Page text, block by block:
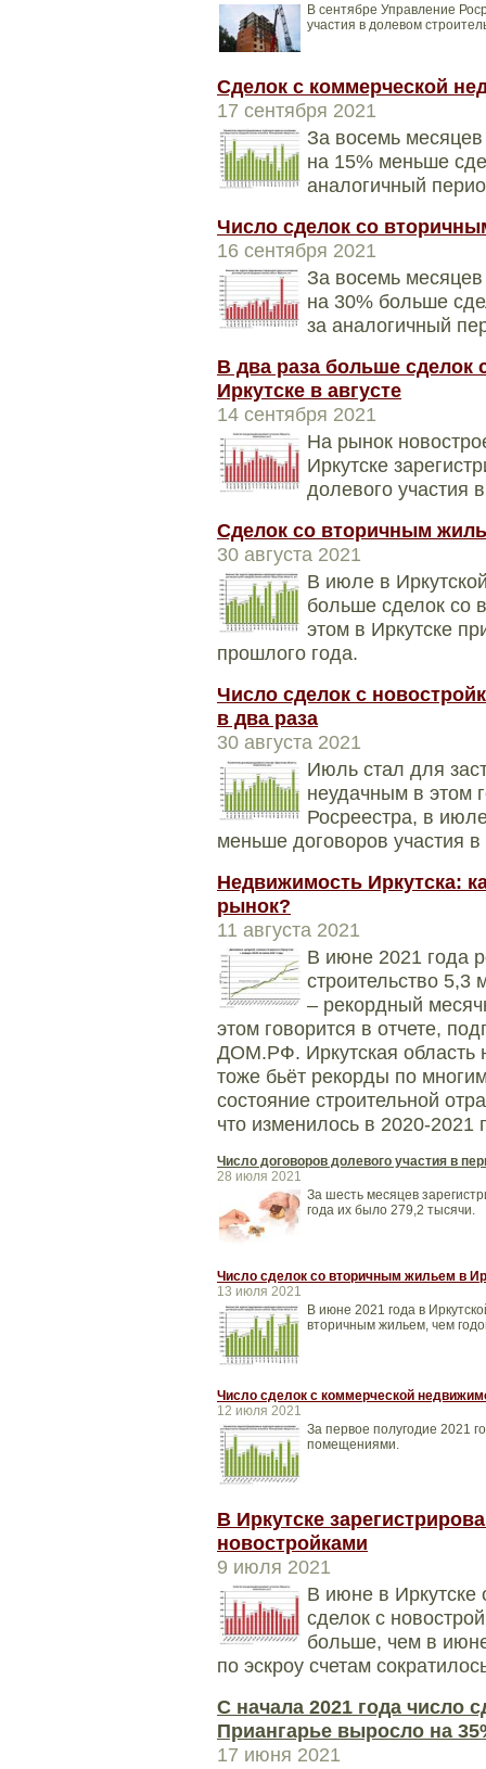
В сентябре Управление
участия в долевом
Сделок с коммерческой
17 сентября 2021
За восемь месяцев
на 15% меньше
аналогичный
Число сделок со
16 сентября 2021
За восемь месяцев
на 30% больше
за аналогичный
В два раза больше сделок
Иркутске в августе
14 сентября 2021
На рынок
Иркутске
долевого участия
Сделок со вторичным
30 августа 2021
В июле в
больше сделок со
этом в Иркутске
прошлого года.
Число сделок с
в два раза
30 августа 2021
Июль стал для
неудачным в этом
Росреестра, в
меньше договоров участия
Недвижимость Иркутска:
рынок?
11 августа 2021
В июне 2021 года
строительство
– рекордный
этом говорится в отчете,
ДОМ.РФ. Иркутская область
тоже бьёт рекорды по
состояние строительной
что изменилось в 2020-2021
Число договоров долевого участия в
28 июля 2021
За шесть месяцев
года их было 279,2 тысячи.
Число сделок со вторичным жильем в
13 июля 2021
В июне 2021 года в
вторичным жильем, чем
Число сделок с коммерческой
12 июля 2021
За первое полугодие 2021
помещениями.
В Иркутске
новостройками
9 июля 2021
В июне в
сделок с
больше, чем в
по эскроу счетам
С начала 2021 года число
Приангарье выросло на
17 июня 2021